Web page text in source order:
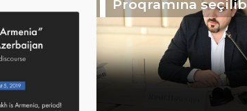
Proqramına seçilib